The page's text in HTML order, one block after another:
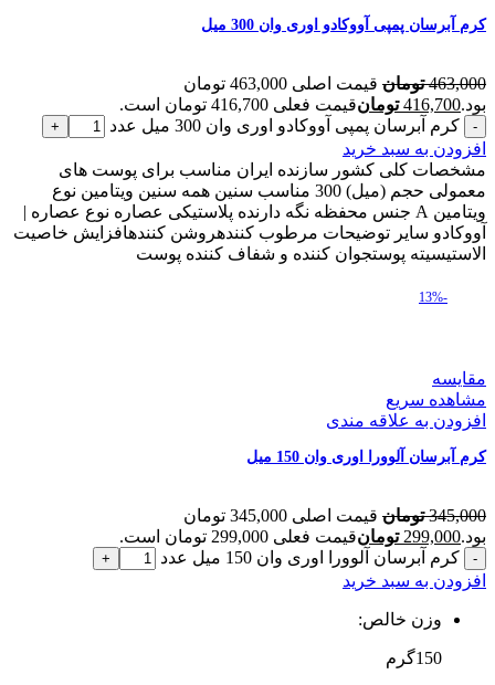
کرم آبرسان پمپی آووکادو اوری وان 300 میل
463,000 تومان
قیمت اصلی 463,000 تومان
بود.416,700 تومانقیمت فعلی 416,700 تومان است.
کرم آبرسان پمپی آووکادو اوری وان 300 میل عدد
افزودن به سبد خرید
مشخصات کلی کشور سازنده ایران مناسب برای پوست های
معمولی حجم (میل) 300 مناسب سنین همه سنین ویتامین نوع
ویتامین A جنس محفظه نگه دارنده پلاستیکی عصاره نوع عصاره |
آووکادو سایر توضیحات مرطوب کنندهروشن کنندهافزایش خاصیت
الاستیسیته پوستجوان کننده و شفاف کننده پوست
-13%
مقایسه
مشاهده سریع
افزودن به علاقه مندی
کرم آبرسان آلوورا اوری وان 150 میل
345,000 تومان
قیمت اصلی 345,000 تومان
بود.299,000 تومانقیمت فعلی 299,000 تومان است.
کرم آبرسان آلوورا اوری وان 150 میل عدد
افزودن به سبد خرید
وزن خالص:
150گرم